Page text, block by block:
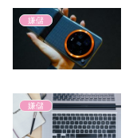
嫌儲
嫌儲